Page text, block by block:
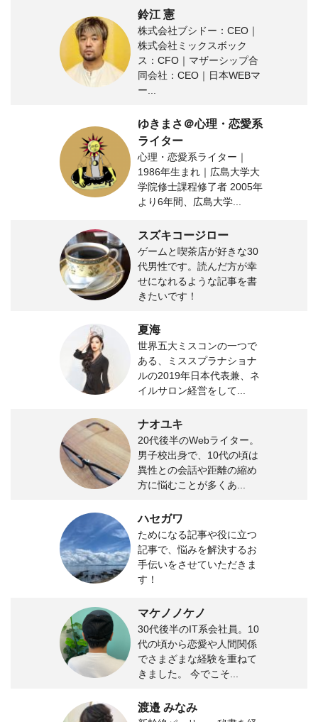
鈴江 憲
株式会社ブシドー：CEO｜
株式会社ミックスボック
ス：CFO｜マザーシップ合
同会社：CEO｜日本WEBマ
ー...
ゆきまさ＠心理・恋愛系
ライター
心理・恋愛系ライター｜
1986年生まれ｜広島大学大
学院修士課程修了者 2005年
より6年間、広島大学...
スズキコージロー
ゲームと喫茶店が好きな30
代男性です。読んだ方が幸
せになれるような記事を書
きたいです！
夏海
世界五大ミスコンの一つで
ある、ミススプラナショナ
ルの2019年日本代表兼、ネ
イルサロン経営をして...
ナオユキ
20代後半のWebライター。
男子校出身で、10代の頃は
異性との会話や距離の縮め
方に悩むことが多くあ...
ハセガワ
ためになる記事や役に立つ
記事で、悩みを解決するお
手伝いをさせていただきま
す！
マケノノケノ
30代後半のIT系会社員。10
代の頃から恋愛や人間関係
でさまざまな経験を重ねて
きました。 今でこそ...
渡邉 みなみ